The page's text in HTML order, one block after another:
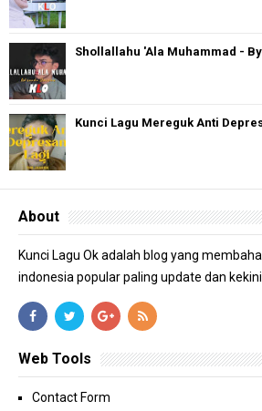
Shollallahu 'Ala Muhammad -
Kunci Lagu Mereguk Anti
About
Kunci Lagu Ok adalah blog yang
indonesia popular paling update dan
Web Tools
Contact Form